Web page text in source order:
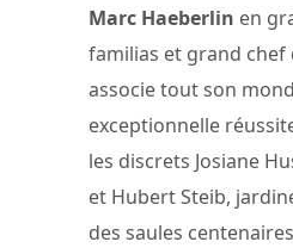
Marc Haeberlin en
familias et grand chef
associe tout son
exceptionnelle
les discrets Josiane
et Hubert Steib,
des saules